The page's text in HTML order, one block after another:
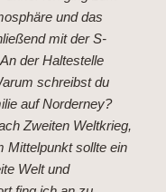
und das
mit der S-
der Haltestelle
schreibst du
auf Norderney?
Zweiten Weltkrieg,
Mittelpunkt sollte ein
Welt und